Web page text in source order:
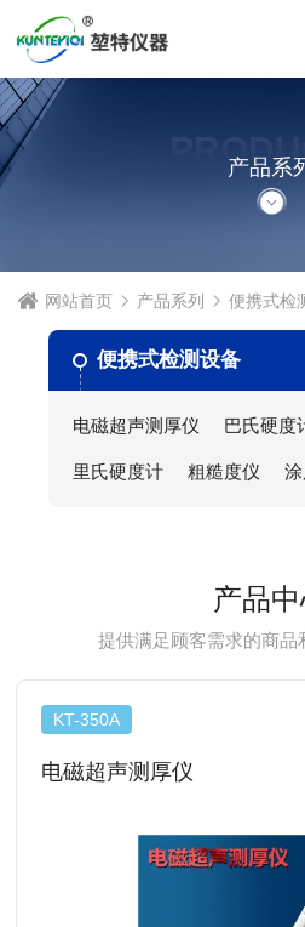
产品系
网站首页 产品系列 便携式检
便携式检测设备
电磁超声测厚仪 巴氏硬度
里氏硬度计 粗糙度仪
产品
提供满足顾客需求的商品
KT-350A
电磁超声测厚仪